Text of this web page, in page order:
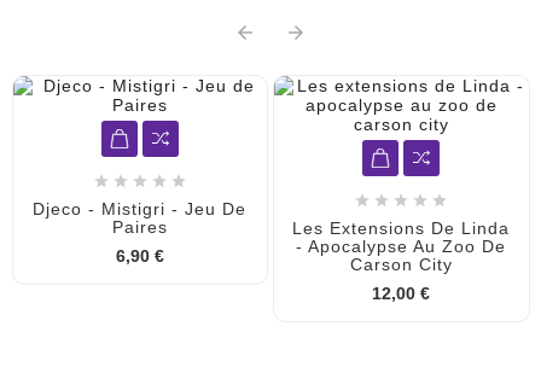
 
    
Djeco - Mistigri - Jeu De
Paires
6,90 €
    
Les Extensions De Linda
- Apocalypse Au Zoo De
Carson City
12,00 €